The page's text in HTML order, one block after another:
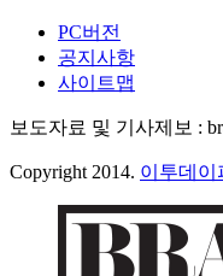
PC버전
공지사항
사이트맵
보도자료 및 기사제보 :
Copyright 2014. 이투데이